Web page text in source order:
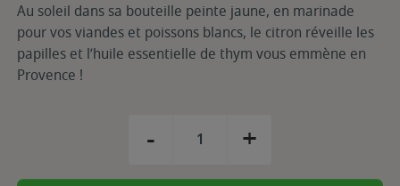
Au soleil dans sa bouteille peinte jaune, en marinade
pour vos viandes et poissons blancs, le citron réveille les
papilles et l’huile essentielle de thym vous emmène en
Provence !
- +